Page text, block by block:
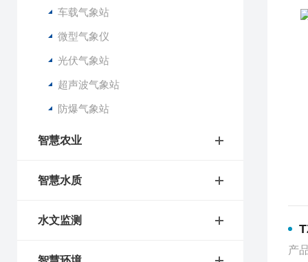
车载气象站
微型气象仪
光伏气象站
超声波气象站
防爆气象站
智慧农业
智慧水质
水文监测
产